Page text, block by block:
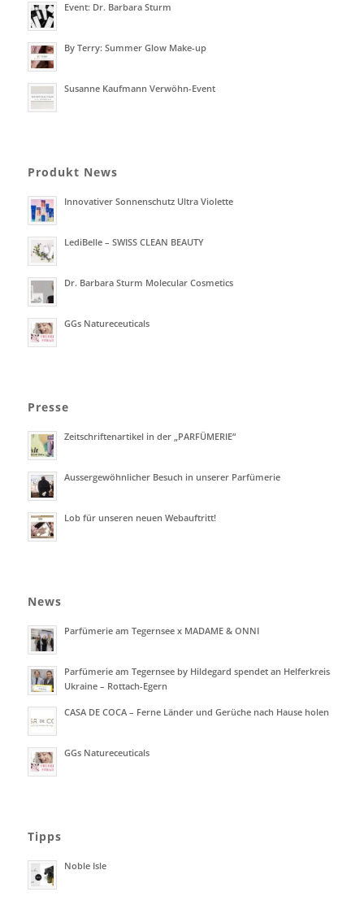
Event: Dr. Barbara Sturm
By Terry: Summer Glow Make-up
Susanne Kaufmann Verwöhn-Event
Produkt News
Innovativer Sonnenschutz Ultra Violette
LediBelle – SWISS CLEAN BEAUTY
Dr. Barbara Sturm Molecular Cosmetics
GGs Natureceuticals
Presse
Zeitschriftenartikel in der „PARFÜMERIE“
Aussergewöhnlicher Besuch in unserer Parfümerie
Lob für unseren neuen Webauftritt!
News
Parfümerie am Tegernsee x MADAME & ONNI
Parfümerie am Tegernsee by Hildegard spendet an Helferkreis
Ukraine – Rottach-Egern
CASA DE COCA – Ferne Länder und Gerüche nach Hause holen
GGs Natureceuticals
Tipps
Noble Isle